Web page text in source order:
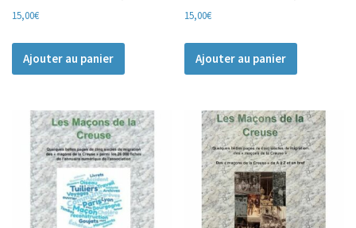
15,00€
Ajouter au panier
15,00€
Ajouter au panier